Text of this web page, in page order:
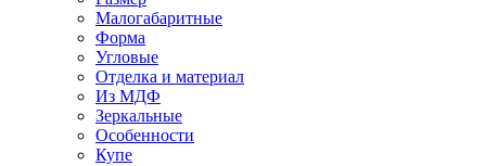
Малогабаритные
Форма
Угловые
Отделка и материал
Из МДФ
Зеркальные
Особенности
Купе